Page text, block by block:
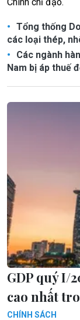
Tổng thống
các loại thép,
Các ngành
Nam bị áp thuế
GDP quý I/
cao nhất
CHÍNH SÁCH